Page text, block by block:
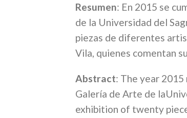
Resumen: En 2015 se
de la Universidad del
piezas de diferentes
Vila, quienes comentan
Abstract: The year
Galería de Arte de
exhibition of twenty